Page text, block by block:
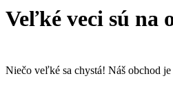
Veľké veci sú na
Niečo veľké sa chystá! Náš obchod